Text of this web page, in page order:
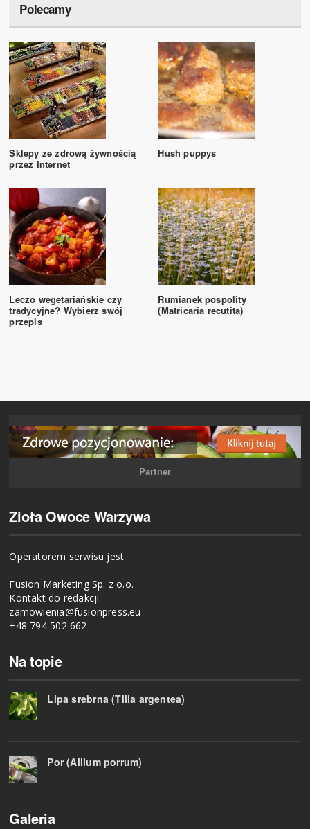
Polecamy
Sklepy ze zdrową żywnością
przez Internet
Hush puppys
Leczo wegetariańskie czy
tradycyjne? Wybierz swój
przepis
Rumianek pospolity
(Matricaria recutita)
Partner
Zioła Owoce Warzywa
Operatorem serwisu jest
Fusion Marketing Sp. z o.o.
Kontakt do redakcji
zamowienia@fusionpress.eu
+48 794 502 662
Na topie
Lipa srebrna (Tilia argentea)
Por (Allium porrum)
Galeria